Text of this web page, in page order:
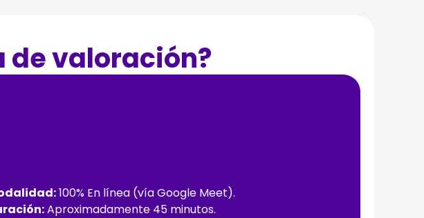
de valoración?
100% En línea (vía Google Meet).
Aproximadamente 45 minutos.